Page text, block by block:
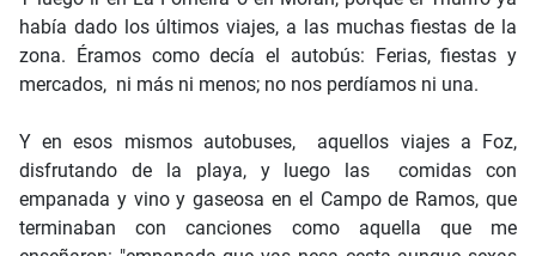
había dado los últimos viajes, a las muchas fiestas de la
zona. Éramos como decía el autobús: Ferias, fiestas y
mercados, ni más ni menos; no nos perdíamos ni una.
Y en esos mismos autobuses, aquellos viajes a Foz,
disfrutando de la playa, y luego las comidas con
empanada y vino y gaseosa en el Campo de Ramos, que
terminaban con canciones como aquella que me